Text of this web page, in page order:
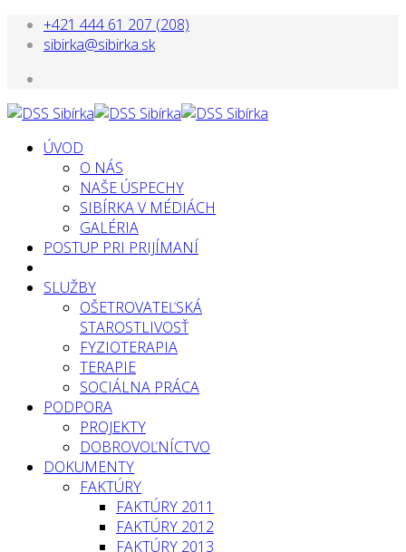
+421 444 61 207 (208)
sibirka@sibirka.sk
ÚVOD
O NÁS
NAŠE ÚSPECHY
SIBÍRKA V MÉDIÁCH
GALÉRIA
POSTUP PRI PRIJÍMANÍ
SLUŽBY
OŠETROVATEĽSKÁ
STAROSTLIVOSŤ
FYZIOTERAPIA
TERAPIE
SOCIÁLNA PRÁCA
PODPORA
PROJEKTY
DOBROVOĽNÍCTVO
DOKUMENTY
FAKTÚRY
FAKTÚRY 2011
FAKTÚRY 2012
FAKTÚRY 2013